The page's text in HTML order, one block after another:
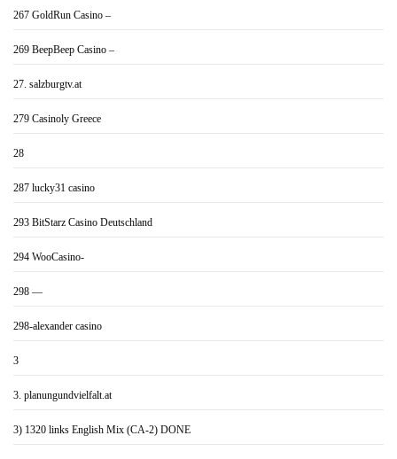
267 GoldRun Casino –
269 BeepBeep Casino –
27. salzburgtv.at
279 Casinoly Greece
28
287 lucky31 casino
293 BitStarz Casino Deutschland
294 WooCasino-
298 —
298-alexander casino
3
3. planungundvielfalt.at
3) 1320 links English Mix (CA-2) DONE